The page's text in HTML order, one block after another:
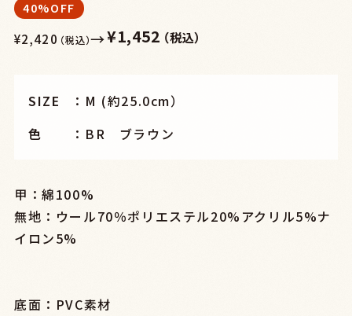
40%OFF
¥2,420 （税込）→¥1,452 （税込）
SIZE
M (約25.0cm）
色
BR ブラウン
甲：綿100%
無地：ウール70％ポリエステル20%アクリル5%ナ
イロン5%
底面：PVC素材